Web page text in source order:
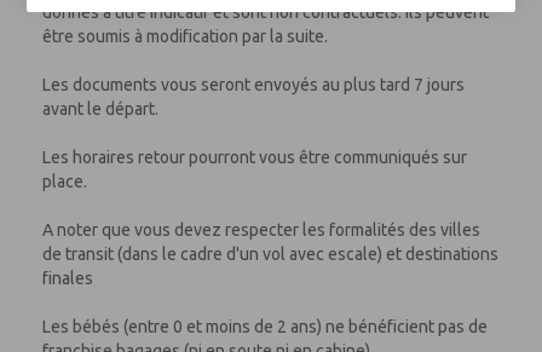
donnés à titre indicatif et sont non contractuels. Ils peuvent
être soumis à modification par la suite.
Les documents vous seront envoyés au plus tard 7 jours
avant le départ.
Les horaires retour pourront vous être communiqués sur
place.
A noter que vous devez respecter les formalités des villes
de transit (dans le cadre d'un vol avec escale) et destinations
finales
Les bébés (entre 0 et moins de 2 ans) ne bénéficient pas de